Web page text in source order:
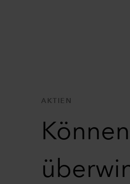
AKTIEN